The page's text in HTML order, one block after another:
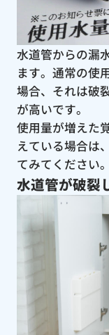
水道管からの漏
ます。通常の使
場合、それは破
が高いです。
使用量が増えた
えている場合は
てみてください。
水道管が破裂